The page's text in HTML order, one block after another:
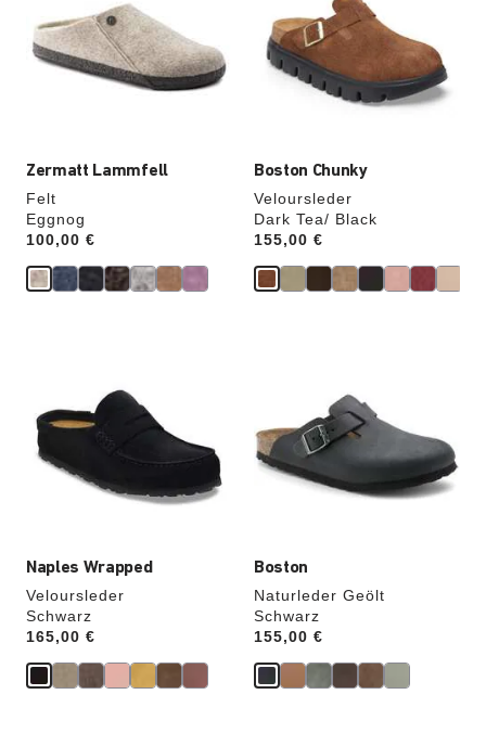
Zermatt Lammfell
Felt
Eggnog
Price:
100,00 €
werden
die
Produktbilder
Boston Chunky
Veloursleder
Dark Tea/ Black
Price:
155,00 €
werden
die
Produktbilder
aktualisiert.
Naples Wrapped
Veloursleder
Schwarz
Price:
165,00 €
Farben
werden
die
Produktbilder
aktualisiert.
Boston
Naturleder Geölt
Schwarz
Price:
155,00 €
werden
die
Produktbilder
aktualisiert.